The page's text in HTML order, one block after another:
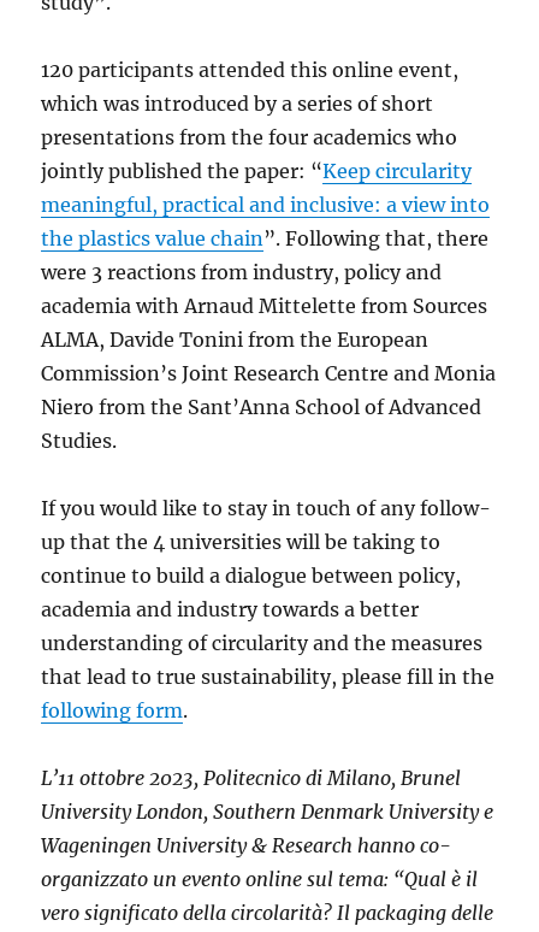
120 participants attended this online event,
which was introduced by a series of short
presentations from the four academics who
jointly published the paper: “Keep circularity
meaningful, practical and inclusive: a view into
the plastics value chain ”. Following that, there
were 3 reactions from industry, policy and
academia with Arnaud Mittelette from Sources
ALMA, Davide Tonini from the European
Commission’s Joint Research Centre and Monia
Niero from the Sant’Anna School of Advanced
Studies.
If you would like to stay in touch of any follow-
up that the 4 universities will be taking to
continue to build a dialogue between policy,
academia and industry towards a better
understanding of circularity and the measures
that lead to true sustainability, please fill in the
following form.
L’11 ottobre 2023, Politecnico di Milano, Brunel
University London, Southern Denmark University e
Wageningen University & Research hanno co-
organizzato un evento online sul tema: “Qual è il
vero significato della circolarità? Il packaging delle